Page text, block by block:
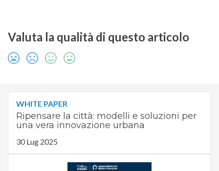
Valuta la qualità di questo articolo
WHITE PAPER
Ripensare la città: modelli e soluzioni per
una vera innovazione urbana
30 Lug 2025